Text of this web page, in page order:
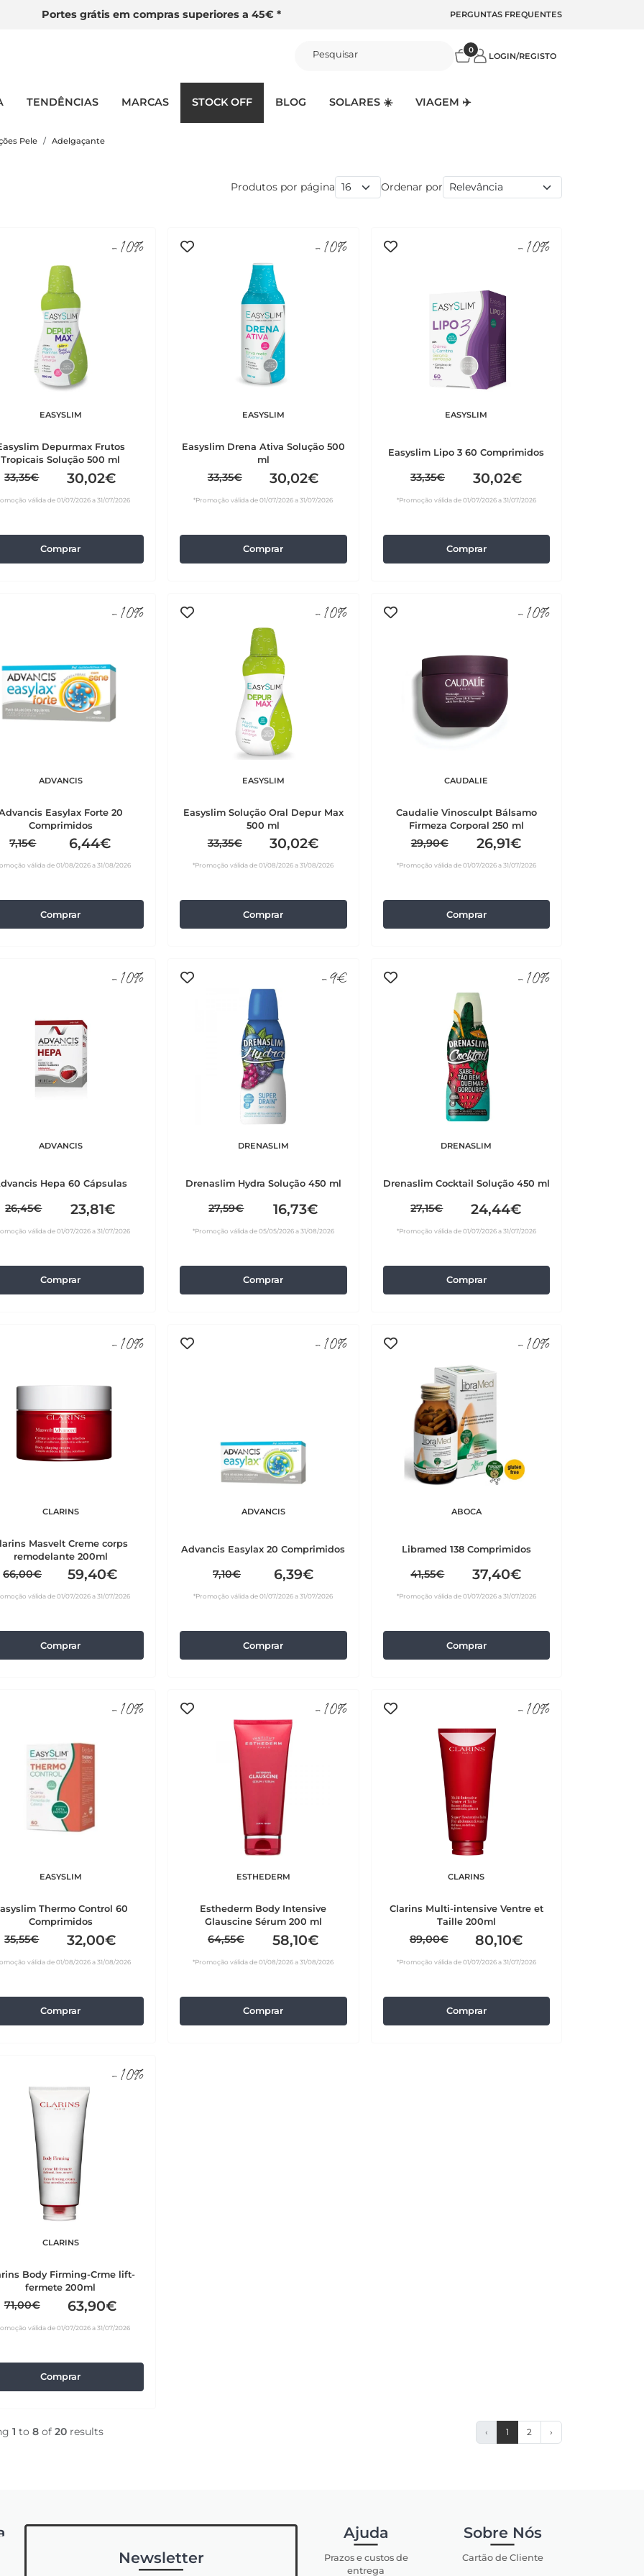
Portes grátis em compras superiores a 45€ * PERGUNTAS FREQUENTES
Pesquisar 0
LOGIN/REGISTO
TENDÊNCIAS MARCAS STOCK OFF BLOG SOLARES ☀️ VIAGEM ✈️
Pele Adelgaçante
Produtos por página Ordenar por
-10%
EASYSLIM
Depurmax Frutos
Tropicais Solução 500 ml
33,35€ 30,02€
válida de 01/07/2026 a 31/07/2026
Comprar
-10%
EASYSLIM
Easyslim Drena Ativa Solução 500
ml
33,35€ 30,02€
*Promoção válida de 01/07/2026 a 31/07/2026
Comprar
-10%
EASYSLIM
Easyslim Lipo 3 60 Comprimidos
33,35€ 30,02€
*Promoção válida de 01/07/2026 a 31/07/2026
Comprar
-10%
ADVANCIS
Easylax Forte 20
Comprimidos
7,15€ 6,44€
válida de 01/08/2026 a 31/08/2026
Comprar
-10%
EASYSLIM
Easyslim Solução Oral Depur Max
500 ml
33,35€ 30,02€
*Promoção válida de 01/08/2026 a 31/08/2026
Comprar
-10%
CAUDALIE
Caudalie Vinosculpt Bálsamo
Firmeza Corporal 250 ml
29,90€ 26,91€
*Promoção válida de 01/07/2026 a 31/07/2026
Comprar
-10%
ADVANCIS
Hepa 60 Cápsulas
26,45€ 23,81€
válida de 01/07/2026 a 31/07/2026
Comprar
-9€
DRENASLIM
Drenaslim Hydra Solução 450 ml
27,59€ 16,73€
*Promoção válida de 05/05/2026 a 31/08/2026
Comprar
-10%
DRENASLIM
Drenaslim Cocktail Solução 450 ml
27,15€ 24,44€
*Promoção válida de 01/07/2026 a 31/07/2026
Comprar
-10%
CLARINS
Masvelt Creme corps
remodelante 200ml
66,00€ 59,40€
válida de 01/07/2026 a 31/07/2026
Comprar
-10%
ADVANCIS
Advancis Easylax 20 Comprimidos
7,10€ 6,39€
*Promoção válida de 01/07/2026 a 31/07/2026
Comprar
-10%
ABOCA
Libramed 138 Comprimidos
41,55€ 37,40€
*Promoção válida de 01/07/2026 a 31/07/2026
Comprar
-10%
EASYSLIM
Thermo Control 60
Comprimidos
35,55€ 32,00€
válida de 01/08/2026 a 31/08/2026
Comprar
-10%
ESTHEDERM
Esthederm Body Intensive
Glauscine Sérum 200 ml
64,55€ 58,10€
*Promoção válida de 01/08/2026 a 31/08/2026
Comprar
-10%
CLARINS
Clarins Multi-intensive Ventre et
Taille 200ml
89,00€ 80,10€
*Promoção válida de 01/07/2026 a 31/07/2026
Comprar
-10%
CLARINS
Body Firming-Crme lift-
fermete 200ml
71,00€ 63,90€
válida de 01/07/2026 a 31/07/2026
Comprar
1 to 8 of 20 results ‹ 1 2 ›
Newsletter
Ajuda
Prazos e custos de
entrega
Sobre Nós
Cartão de Cliente